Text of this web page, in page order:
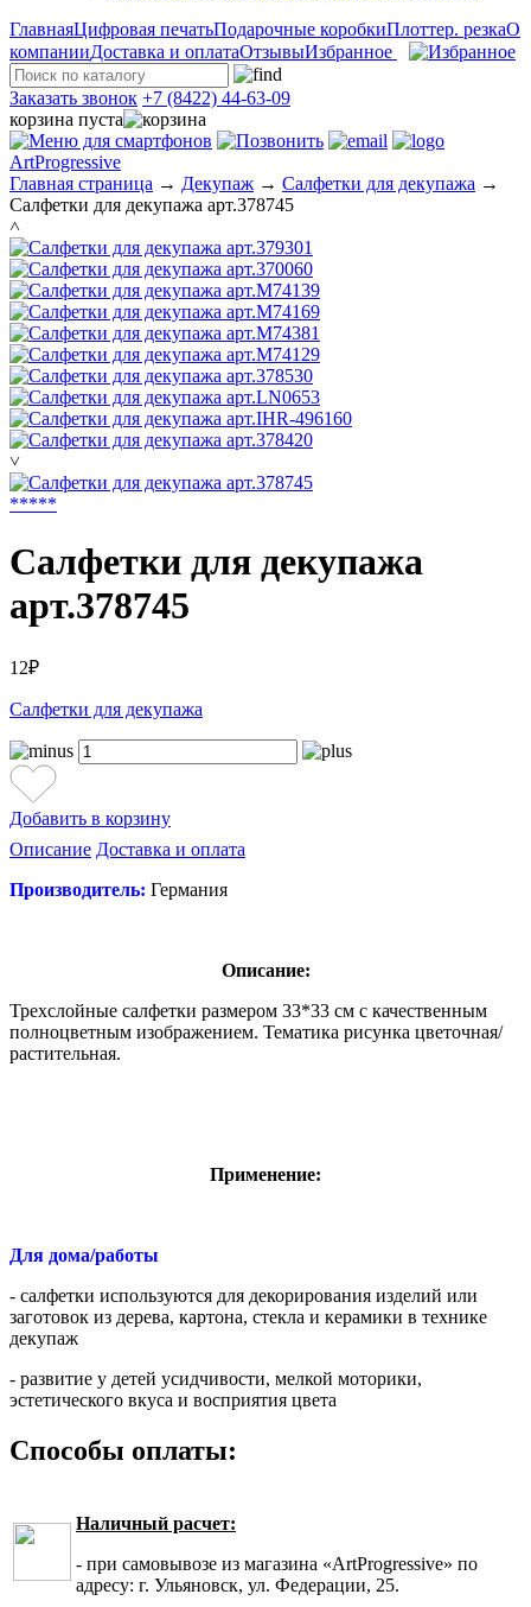
ГлавнаяЦифровая печатьПодарочные коробкиПлоттер. резкаО
компанииДоставка и оплатаОтзывыИзбранное
Заказать звонок +7 (8422) 44-63-09
корзина пуста
ArtProgressive
Главная страница → Декупаж → Салфетки для декупажа →
Салфетки для декупажа арт.378745
˄
˅
*****
Салфетки для декупажа
арт.378745
12₽
Салфетки для декупажа
Добавить в корзину
Описание Доставка и оплата
Производитель: Германия
Описание:
Трехслойные салфетки размером 33*33 см с качественным
полноцветным изображением. Тематика рисунка цветочная/
растительная.
Применение:
Для дома/работы
- салфетки используются для декорирования изделий или
заготовок из дерева, картона, стекла и керамики в технике
декупаж
- развитие у детей усидчивости, мелкой моторики,
эстетического вкуса и восприятия цвета
Способы оплаты:
Наличный расчет:
- при самовывозе из магазина «ArtProgressive» по
адресу: г. Ульяновск, ул. Федерации, 25.